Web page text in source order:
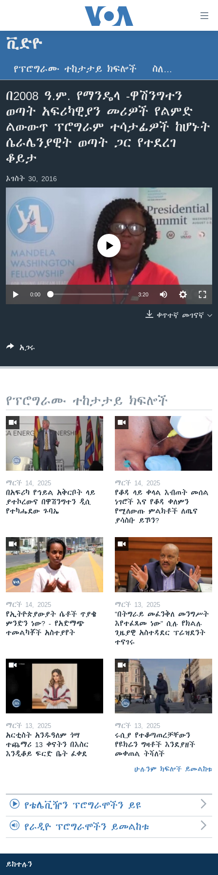
ማገናኛዎች
ዋናው
ይዘት
ወደ
ዋናው
ይዘት
እለፍ
ወደ
ዋናው
እለፍ
ዜና
ኢትዮጵያ
መካከለኛው ምሥራቅ
ኑሮ በጤንነት
ከምሽቱ ሦስት ሰዓት የአማርኛ ዜና
ቪዲዮ
የፎቶ መድብሎች
ክምችት
Learning English
ይከተሉን
ቋንቋዎች
ቪድዮ
የፕሮግራሙ ተከታታይ ክፍሎች ስለ…
በ2008 ዓ.ም. የማንዴላ -ዋሽንግተን
ወጣት አፍሪካዊያን መሪዎች የልምድ
ልውውጥ ፕሮግራም ተሳታፊዎች ከሆኑት
ሴራሌንያዊት ወጣት ጋር የተደረገ
ቆይታ
ኦገስት 30, 2016
No media source currently available
0:00 3:20
ቀጥተኛ መገናኛ
አጋሩ
የፕሮግራሙ ተከታታይ ክፍሎች
ማርች 14, 2025
በአፍሪካ የኅይል አቅርቦት ላይ
ያተኮረውና በዋሽንግተን ዲሲ
የተካሔደው ጉባኤ
ማርች 14, 2025
የቆዳ ላይ ቀላል እብጠት መሰል
ነገሮች እና የቆዳ ቀለምን
የሚለውጡ ምልክቶች ለጤና
ያሳስቡ ይኾን?
ማርች 14, 2025
የኢትዮጵያውያት ሴቶች ጥያቄ
ምንድን ነው? - የአድማጭ
ተመልካቾች አስተያየት
ማርች 13, 2025
"በትግራይ መፈንቅለ መንግሥት
እየተፈጸመ ነው" ሲሉ የክልሉ
ጊዜያዊ አስተዳደር ፕሬዝደንት
ተናገሩ
ማርች 13, 2025
አርቲስት አንዱዓለም ጎሣ
ተጨማሪ 13 ቀናትን በእስር
እንዲቆይ ፍርድ ቤት ፈቀደ
ማርች 13, 2025
ሩሲያ የተቆጣጠረቻቸውን
የዩክሬን ግዛቶች እንደያዘች
መቀጠል ትሻለች
ሁሉንም ክፍሎች ይመልከቱ
የቴሌቪዥን ፕሮግራሞችን ይዩ
የራዲዮ ፕሮግራሞችን ይመልከቱ
ይከተሉን